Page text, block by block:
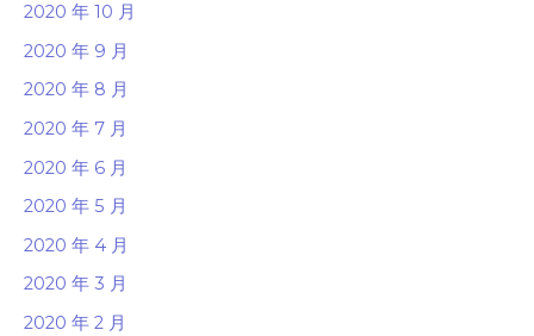
2020 年 10 月
2020 年 9 月
2020 年 8 月
2020 年 7 月
2020 年 6 月
2020 年 5 月
2020 年 4 月
2020 年 3 月
2020 年 2 月